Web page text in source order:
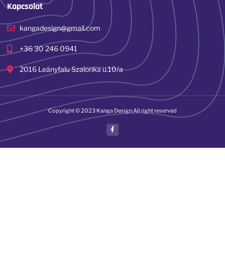
Kapcsolat
kangadesign@gmail.com
+36 30 246 0941
2016 Leányfalu Szalonka u.10/a
Copyright © 2023 Kanga Design All right reserved